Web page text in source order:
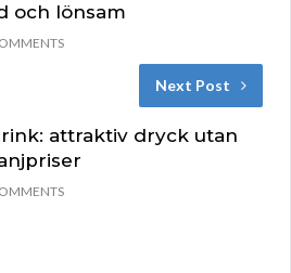
och lönsam
Next Post
attraktiv dryck utan